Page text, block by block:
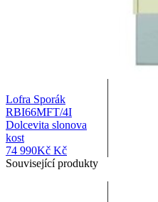
Lofra Sporák
RBI66MFT/4I
Dolcevita slonova
kost
74 990Kč Kč
Související produkty